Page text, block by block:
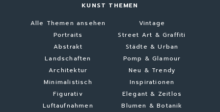
KUNST THEMEN
Alle Themen ansehen
Portraits
Abstrakt
Landschaften
Architektur
Minimalistisch
Figurativ
Luftaufnahmen
Vintage
Street Art & Graffiti
Städte & Urban
Pomp & Glamour
Neu & Trendy
Inspirationen
Elegant & Zeitlos
Blumen & Botanik